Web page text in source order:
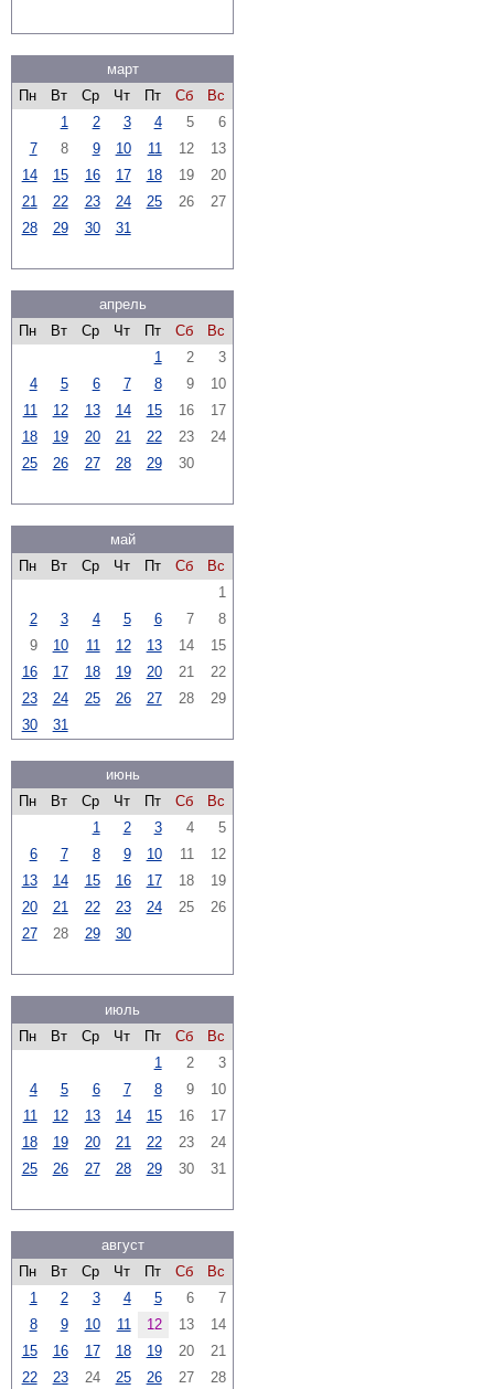
март
Пн
Вт Ср Чт Пт Сб
Вс
1
2 3 4 5
6
7
8 9 10 11 12
13
14
15 16 17 18 19
20
21
22 23 24 25 26
27
28
29 30 31
апрель
Пн
Вт Ср Чт Пт Сб
Вс
1
2
3
4
5 6 7 8 9
10
11
12 13 14 15 16
17
18
19 20 21 22 23
24
25
26 27 28 29 30
май
Пн
Вт Ср Чт Пт Сб
Вс
1
2
3 4 5 6 7
8
9
10 11 12 13 14
15
16
17 18 19 20 21
22
23
24 25 26 27 28
29
30
31
июнь
Пн
Вт Ср Чт Пт Сб
Вс
1
2 3 4
5
6
7 8 9 10 11
12
13
14 15 16 17 18
19
20
21 22 23 24 25
26
27
28 29 30
июль
Пн
Вт Ср Чт Пт Сб
Вс
1
2
3
4
5 6 7 8 9
10
11
12 13 14 15 16
17
18
19 20 21 22 23
24
25
26 27 28 29 30 31
август
Пн
Вт Ср Чт Пт Сб
Вс
1
2 3 4 5 6
7
8
9 10 11 12 13
14
15
16 17 18 19 20
21
22
23 24 25 26 27
28